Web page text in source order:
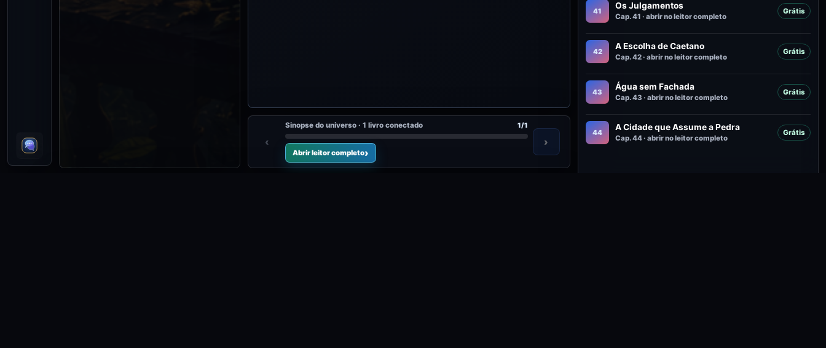
‹
Sinopse do universo · 1 livro conectado 1/1
Abrir leitor completo
›
41
Os Julgamentos
Cap. 41 · abrir no leitor completo
Grátis
42
A Escolha de Caetano
Cap. 42 · abrir no leitor completo
Grátis
43
Água sem Fachada
Cap. 43 · abrir no leitor completo
Grátis
44
A Cidade que Assume a Pedra
Cap. 44 · abrir no leitor completo
Grátis